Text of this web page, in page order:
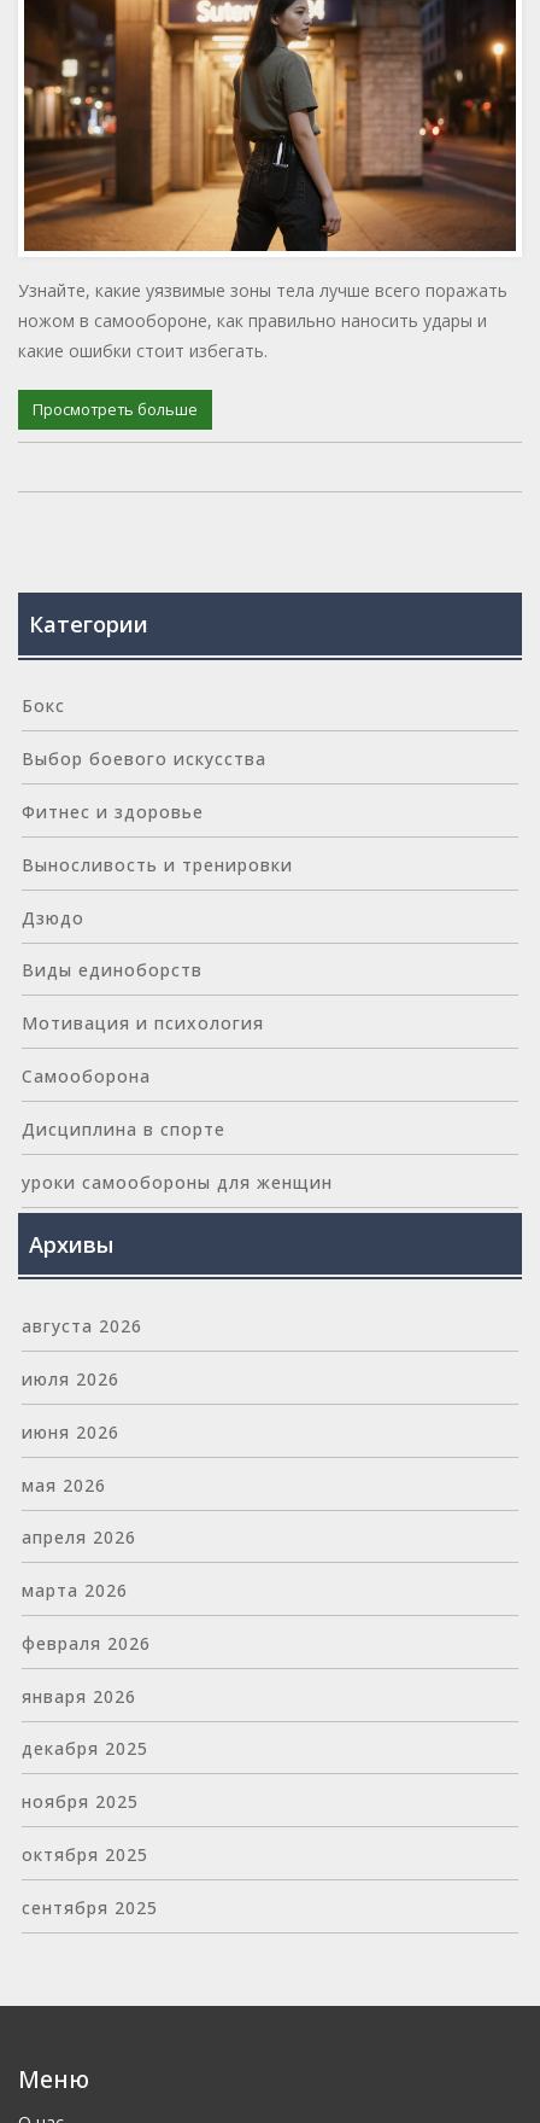
Узнайте, какие уязвимые зоны тела лучше всего поражать
ножом в самообороне, как правильно наносить удары и
какие ошибки стоит избегать.
Просмотреть больше
Категории
Бокс
Выбор боевого искусства
Фитнес и здоровье
Выносливость и тренировки
Дзюдо
Виды единоборств
Мотивация и психология
Самооборона
Дисциплина в спорте
уроки самообороны для женщин
Архивы
августа 2026
июля 2026
июня 2026
мая 2026
апреля 2026
марта 2026
февраля 2026
января 2026
декабря 2025
ноября 2025
октября 2025
сентября 2025
Меню